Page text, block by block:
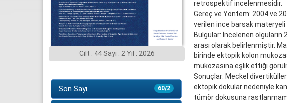
Cilt : 44 Sayı : 2 Yıl : 2026
60/2
Son Sayı
retrospektif incelenmesidir.
Gereç ve Yöntem: 2004 ve
verilen ince barsak
Bulgular: İncelenen olguların
arası olarak belirlenmiştir.
birinde ektopik kolon
mukozasına eşlik ettiği
Sonuçlar: Meckel
ektopik dokular nedeniyle
tümör dokusuna